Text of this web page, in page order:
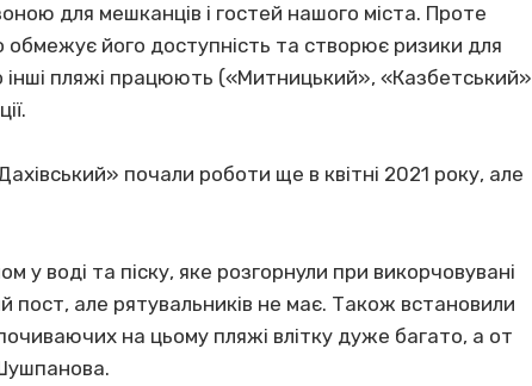
для мешканців і гостей нашого міста. Проте
його доступність та створює ризики для
інші пляжі працюють («Митницький», «Казбетський»
почали роботи ще в квітні 2021 року, але
у воді та піску, яке розгорнули при викорчовувані
пост, але рятувальників не має. Також встановили
на цьому пляжі влітку дуже багато, а от